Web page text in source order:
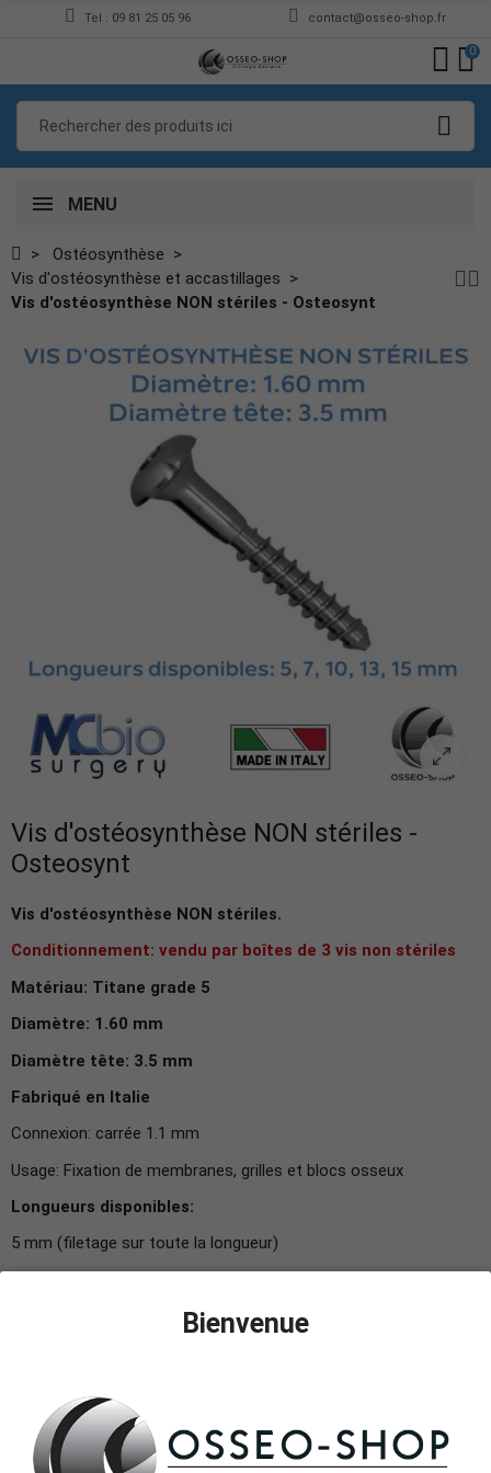
Tel : 09 81 25 05 96 contact@osseo-shop.fr
0
MENU
Ostéosynthèse
Vis d'ostéosynthèse et accastillages
Vis d'ostéosynthèse NON stériles - Osteosynt
Vis d'ostéosynthèse NON stériles -
Osteosynt
Vis d'ostéosynthèse NON stériles.
Conditionnement: vendu par boîtes de 3 vis non stériles
Matériau: Titane grade 5
Diamètre: 1.60 mm
Diamètre tête: 3.5 mm
Fabriqué en Italie
Connexion: carrée 1.1 mm
Usage: Fixation de membranes, grilles et blocs osseux
Longueurs disponibles:
5 mm (filetage sur toute la longueur)
10 mm (filetage sur 7mm)
En précommande: livraison sous 10 jours
Bienvenue